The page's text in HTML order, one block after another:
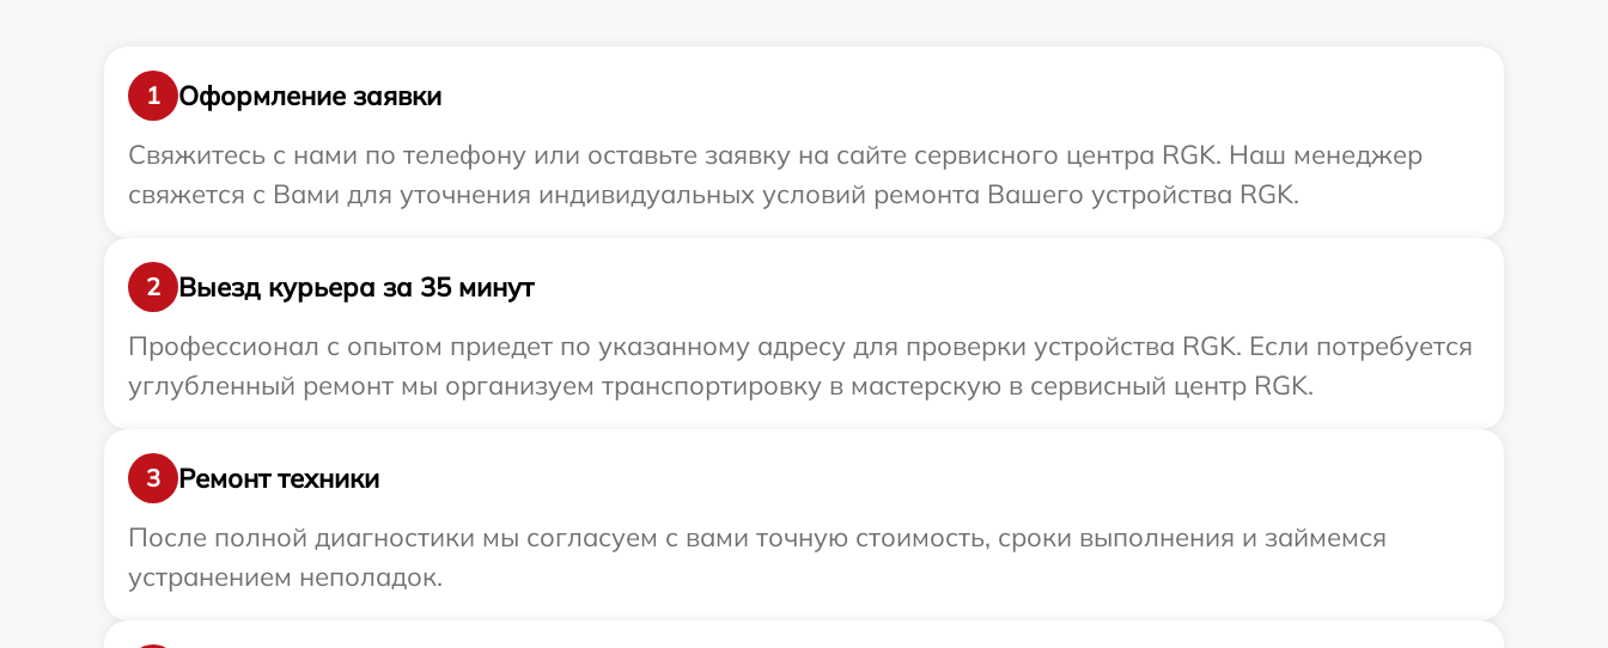
1
Оформление заявки
Свяжитесь с нами по телефону или оставьте заявку на сайте сервисного центра RGK. Наш менеджер
свяжется с Вами для уточнения индивидуальных условий ремонта Вашего устройства RGK.
2
Выезд курьера за 35 минут
Профессионал с опытом приедет по указанному адресу для проверки устройства RGK. Если потребуется
углубленный ремонт мы организуем транспортировку в мастерскую в сервисный центр RGK.
3
Ремонт техники
После полной диагностики мы согласуем с вами точную стоимость, сроки выполнения и займемся
устранением неполадок.